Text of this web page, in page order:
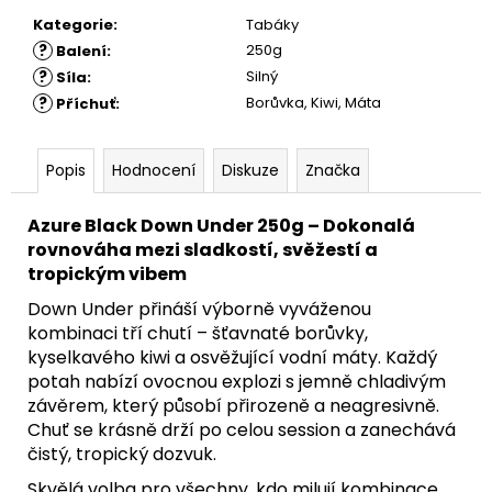
Kategorie: Tabáky
? Balení: 250g
? Síla: Silný
? Příchuť: Borůvka, Kiwi, Máta
Popis Hodnocení Diskuze Značka
Azure Black Down Under 250g – Dokonalá
rovnováha mezi sladkostí, svěžestí a
tropickým vibem
Down Under přináší výborně vyváženou
kombinaci tří chutí – šťavnaté borůvky,
kyselkavého kiwi a osvěžující vodní máty. Každý
potah nabízí ovocnou explozi s jemně chladivým
závěrem, který působí přirozeně a neagresivně.
Chuť se krásně drží po celou session a zanechává
čistý, tropický dozvuk.